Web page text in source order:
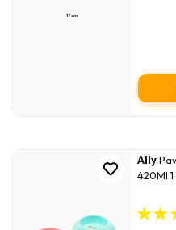
Ally
420Ml
★★